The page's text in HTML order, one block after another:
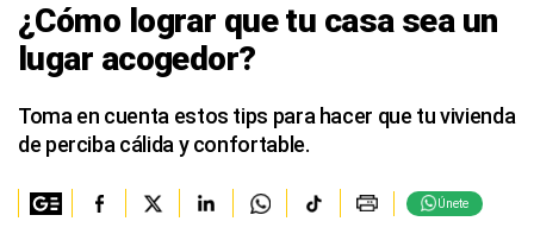
¿Cómo lograr que tu casa sea un
lugar acogedor?
Toma en cuenta estos tips para hacer que tu vivienda
de perciba cálida y confortable.
Únete